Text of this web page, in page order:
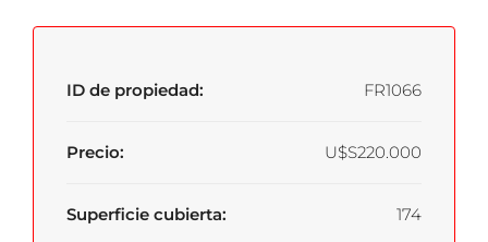
ID de propiedad: FR1066
Precio: U$S220.000
Superficie cubierta: 174